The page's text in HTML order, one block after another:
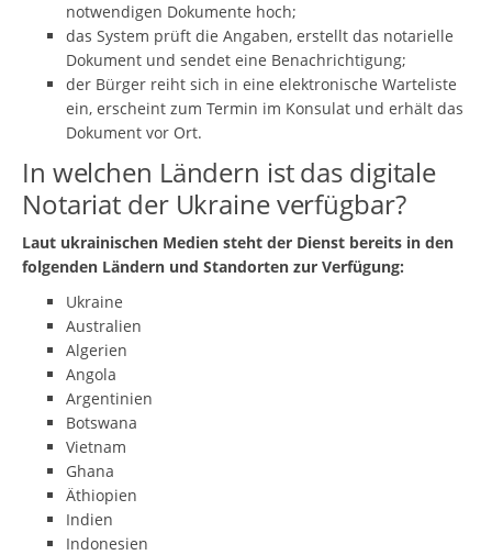
notwendigen Dokumente hoch;
das System prüft die Angaben, erstellt das notarielle
Dokument und sendet eine Benachrichtigung;
der Bürger reiht sich in eine elektronische Warteliste
ein, erscheint zum Termin im Konsulat und erhält das
Dokument vor Ort.
In welchen Ländern ist das digitale
Notariat der Ukraine verfügbar?
Laut ukrainischen Medien steht der Dienst bereits in den
folgenden Ländern und Standorten zur Verfügung:
Ukraine
Australien
Algerien
Angola
Argentinien
Botswana
Vietnam
Ghana
Äthiopien
Indien
Indonesien